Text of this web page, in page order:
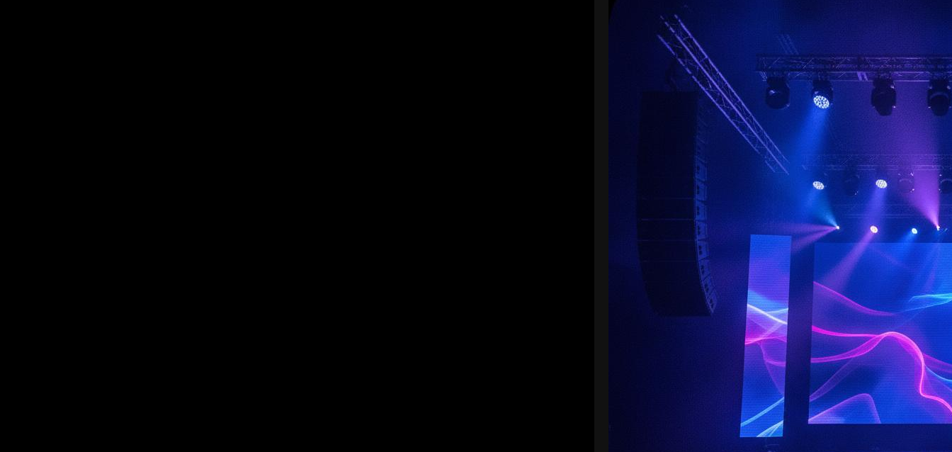
為什麼香港活動需要一站式製作方
案？ 籌辦一場活動，往往要同時
面對場地、器材、工程、人手多條
線。在香港這個寸金尺…